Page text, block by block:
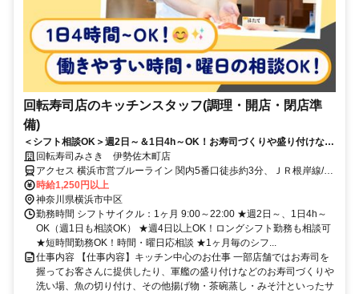
回転寿司店のキッチンスタッフ(調理・開店・閉店準
備)
＜シフト相談OK＞週2日～＆1日4h～OK！お寿司づくりや盛り付けなど
コツコツ働ける
回転寿司みさき 伊勢佐木町店
アクセス 横浜市営ブルーライン 関内5番口徒歩約3分、ＪＲ根岸線/Ｊ
Ｒ京浜東北線 関内北口(西)徒歩約3分、横浜市営ブルーライン 伊勢佐
木長者町3A口徒歩約8分
時給1,250円以上
神奈川県横浜市中区
勤務時間 シフトサイクル：1ヶ月 9:00～22:00 ★週2日～、1日4h～
OK（週1日も相談OK） ★週4日以上OK！ロングシフト勤務も相談可
★短時間勤務OK！時間・曜日応相談 ★1ヶ月毎のシフ...
仕事内容 【仕事内容】キッチン中心のお仕事 一部店舗ではお寿司を
握ってお客さんに提供したり、軍艦の盛り付けなどのお寿司づくりや
洗い場、魚の切り付け、その他揚げ物・茶碗蒸し・みそ汁といったサ